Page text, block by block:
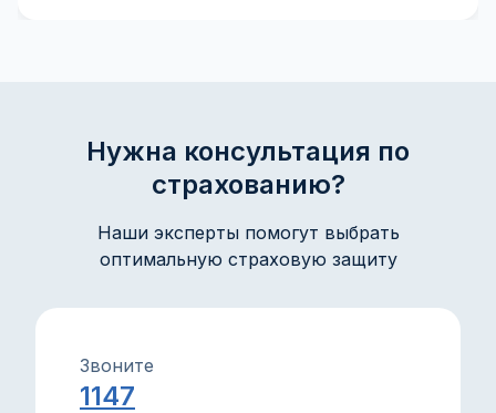
Нужна консультация по
страхованию?
Наши эксперты помогут выбрать
оптимальную страховую защиту
Звоните
1147